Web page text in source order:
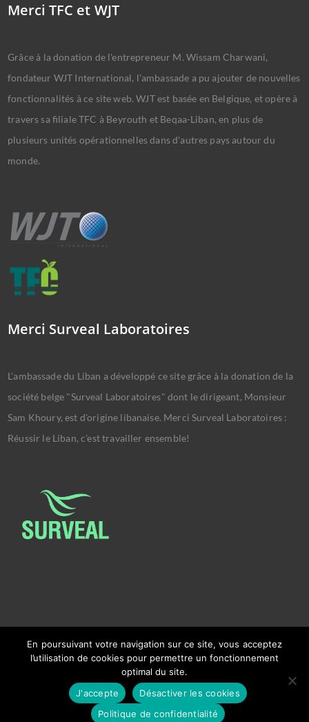
Merci TFC et WJT
Grâce à la donation de l'entrepreneur M. Wissam Charwani,
fondateur WJT International, l'ambassade a pu ajouter de nouvelles
fonctionnalités à ce site web. WJT est basée en Belgique, et opère à
travers sa filiale TFC à Beyrouth et Beqaa-Liban, en plus de
plusieurs unités opérationnelles dans d'autres pays autour du
monde.
Merci Surveal Laboratoires
L'ambassade du Liban a développé ce site grâce à la donation de la
société belge "Surveal Laboratoires" dont le dirigeant, Monsieur
Sam Khoury, est d'origine libanaise. Merci Surveal Laboratoires :
Réussir le Liban, c'est travailler ensemble!
Copyright © 2026 Ambassade Du Liban Bruxelles.
Powered by Ralph El Khoury & Charbel Mitri
En poursuivant votre navigation sur ce site, vous acceptez
l’utilisation de cookies pour permettre un fonctionnement
optimal du site.
J'accepte
Désactiver les cookies
Politique de confidentialité